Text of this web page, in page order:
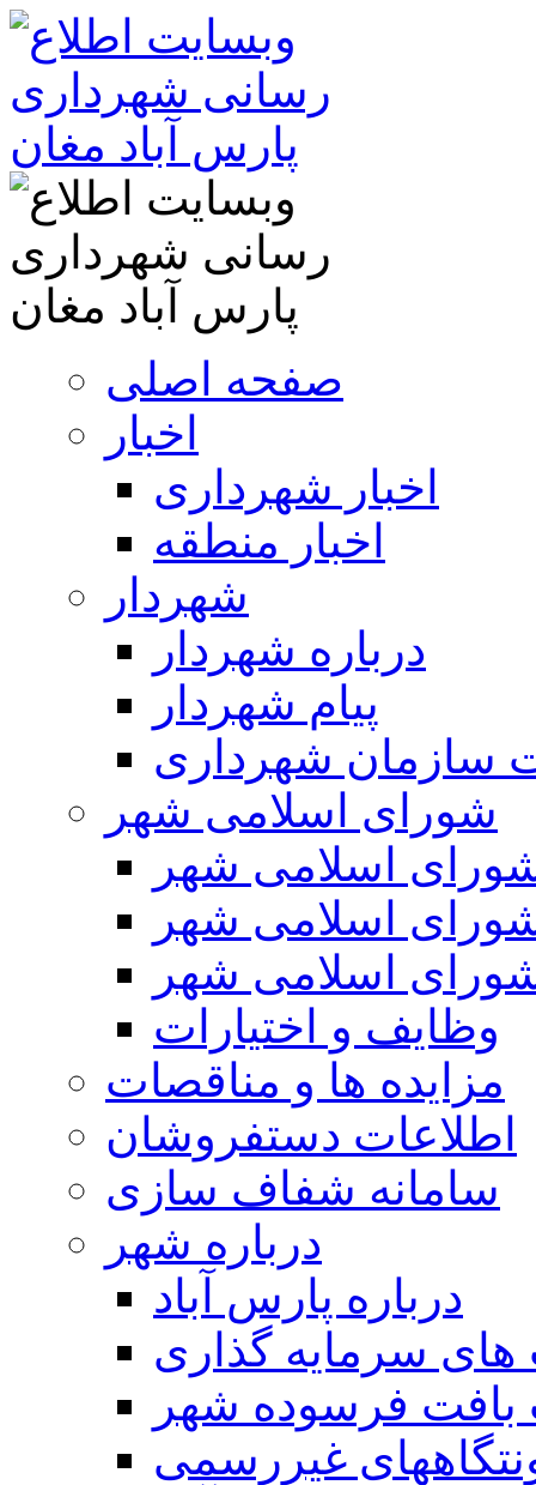
صفحه اصلی
اخبار
اخبار شهرداری
اخبار منطقه
شهردار
درباره شهردار
پیام شهردار
سازمان شهرداری
شورای اسلامی شهر
اسلامی شهر
اسلامی شهر
اسلامی شهر
وظایف و اختیارات
مزایده ها و مناقصات
اطلاعات دستفروشان
سامانه شفاف سازی
درباره شهر
درباره پارس آباد
سرمایه گذاری
بافت فرسوده شهر
غیررسمی